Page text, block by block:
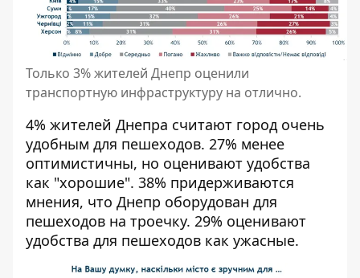
Только 3% жителей Днепр оценили
транспортную инфраструктуру на отлично.
4% жителей Днепра считают город очень
удобным для пешеходов. 27% менее
оптимистичны, но оценивают удобства
как "хорошие". 38% придерживаются
мнения, что Днепр оборудован для
пешеходов на троечку. 29% оценивают
удобства для пешеходов как ужасные.